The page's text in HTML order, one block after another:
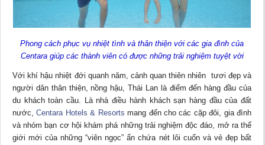
Phong cách phục vụ nhiệt tình và thân thiện với các gia đình của
Centara giúp các thành viên có được những trải nghiệm tuyệt vời
Với khí hậu nhiệt đới quanh năm, cảnh quan thiên nhiên tươi đẹp và
người dân thân thiện, nồng hậu, Thái Lan là điểm đến hàng đầu của
du khách toàn cầu. Là nhà điều hành khách sạn hàng đầu của đất
nước,Centara Hotels & Resorts mang đến cho các cặp đôi, gia đình
và nhóm bạn cơ hội khám phá những trải nghiệm độc đáo, mở ra thế
giới mới của những “viên ngọc” ẩn chứa nét lôi cuốn và vẻ đẹp bất